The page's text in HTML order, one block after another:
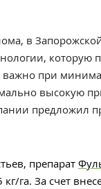
в
которую
важно при
высокую
предложил
препарат
га. За счет